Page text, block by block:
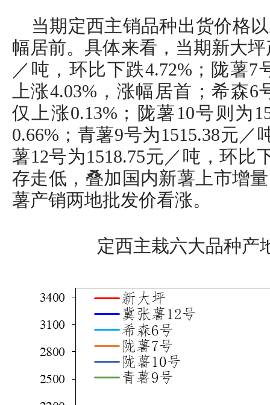
当期定西主销品种出货价格
幅居前。具体来看，当期新大
／吨，环比下跌4.72%；陇薯7
上涨4.03%，涨幅居首；希森6
仅上涨0.13%；陇薯10号则为
0.66%；青薯9号为1515.38元／
薯12号为1518.75元／吨，环比
存走低，叠加国内新薯上市增
薯产销两地批发价看涨。
定西主栽六大品种产